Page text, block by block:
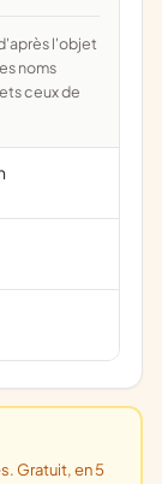
noms
ceux de